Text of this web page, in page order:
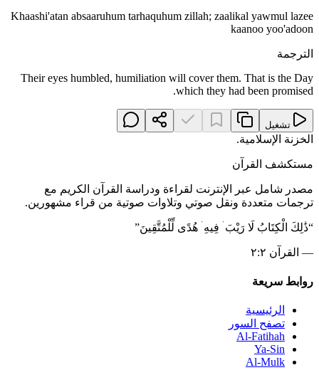
Khaashi'atan absaaruhum tarhaquhum zillah; zaalikal yawmul lazee
kaanoo yoo'adoon
الترجمة
Their eyes humbled, humiliation will cover them. That is the Day
which they had been promised.
تشغيل
الخزنة الإسلامية.
مستكشف القرآن
مصدر شامل عبر الإنترنت لقراءة ودراسة القرآن الكريم مع
ترجمات متعددة ونقل صوتي وتلاوات صوتية من قراء مشهورين.
“ذَٰلِكَ الْكِتَابُ لَا رَيْبَ ۛ فِيهِ ۛ هُدًى لِّلْمُتَّقِينَ”
— القرآن ٢:٢
روابط سريعة
الرئيسية
تصفح السور
Al-Fatihah
Ya-Sin
Al-Mulk